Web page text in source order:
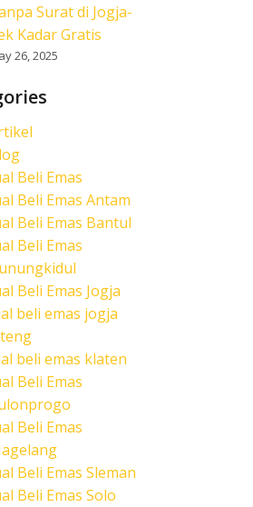
Surat di Jogja-
Kadar Gratis
26, 2025
Beli Emas
Beli Emas Antam
Beli Emas Bantul
Beli Emas
Beli Emas Jogja
beli emas jogja
beli emas klaten
Beli Emas
Beli Emas
Beli Emas Sleman
Beli Emas Solo